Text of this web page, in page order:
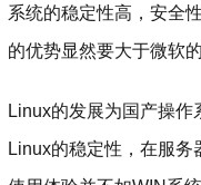
系统的稳定性高，安全
的优势显然要大于微软
Linux的发展为国产操作
Linux的稳定性，在服